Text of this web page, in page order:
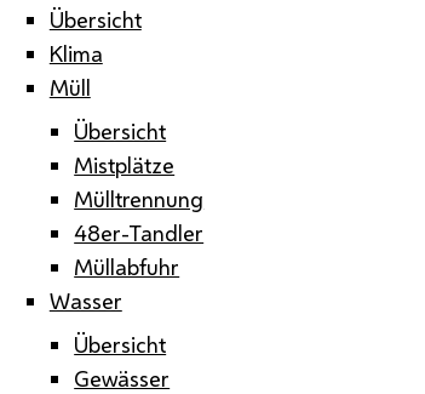
Übersicht
Klima
Müll
Übersicht
Mistplätze
Mülltrennung
48er-Tandler
Müllabfuhr
Wasser
Übersicht
Gewässer